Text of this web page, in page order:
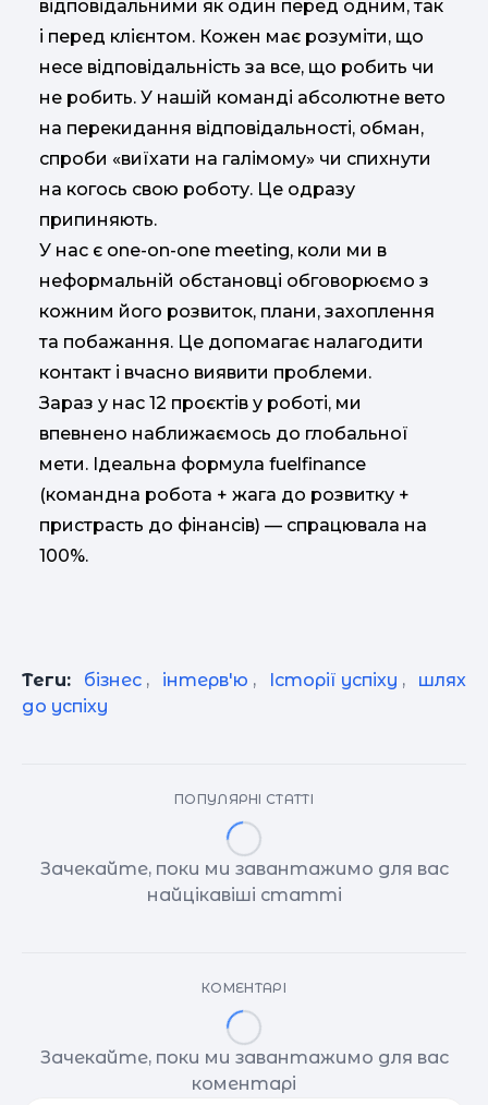
відповідальними як один перед одним, так
і перед клієнтом. Кожен має розуміти, що
несе відповідальність за все, що робить чи
не робить. У нашій команді абсолютне вето
на перекидання відповідальності, обман,
спроби «виїхати на галімому» чи спихнути
на когось свою роботу. Це одразу
припиняють.
У нас є one-on-one meeting, коли ми в
неформальній обстановці обговорюємо з
кожним його розвиток, плани, захоплення
та побажання. Це допомагає налагодити
контакт і вчасно виявити проблеми.
Зараз у нас 12 проєктів у роботі, ми
впевнено наближаємось до глобальної
мети. Ідеальна формула fuelfinance
(командна робота + жага до розвитку +
пристрасть до фінансів) — спрацювала на
100%.
Теги: бізнес , інтерв'ю , Історії успіху ,
шлях
до успіху
ПОПУЛЯРНІ СТАТТІ
Зачекайте, поки ми завантажимо для вас
найцікавіші статті
КОМЕНТАРІ
Зачекайте, поки ми завантажимо для вас
коментарі